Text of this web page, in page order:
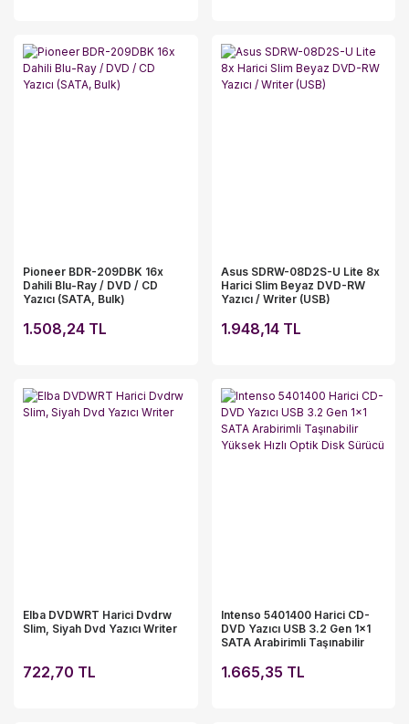
Pioneer BDR-209DBK 16x
Dahili Blu-Ray / DVD / CD
Yazıcı (SATA, Bulk)
1.508,24 TL
Asus SDRW-08D2S-U Lite 8x
Harici Slim Beyaz DVD-RW
Yazıcı / Writer (USB)
1.948,14 TL
Elba DVDWRT Harici Dvdrw
Slim, Siyah Dvd Yazıcı Writer
722,70 TL
Intenso 5401400 Harici CD-
DVD Yazıcı USB 3.2 Gen 1x1
SATA Arabirimli Taşınabilir
1.665,35 TL